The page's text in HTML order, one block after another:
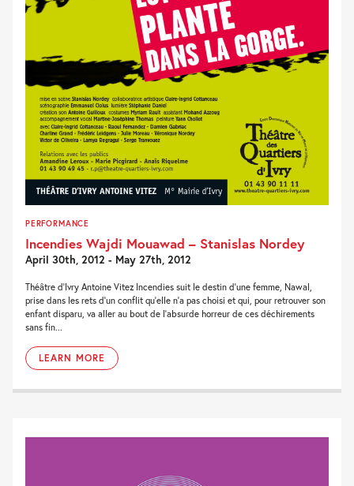
PERFORMANCE
Incendies Wajdi Mouawad – Stanislas Nordey
April 30th, 2012 - May 27th, 2012
Théâtre d’Ivry Antoine Vitez Incendies suit le destin d’une femme, Nawal,
prise dans les rets d’un conflit qu’elle n’a pas choisi et qui, pour retrouver son
enfant disparu, va aller au bout de l’absurde horreur de ces déchirements
sans fin...
LEARN MORE